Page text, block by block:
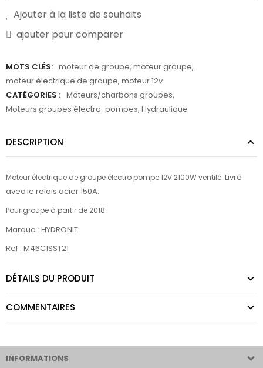
Ajouter à la liste de souhaits
ajouter pour comparer
MOTS CLÉS: moteur de groupe, moteur groupe,
moteur électrique de groupe, moteur 12v
CATÉGORIES : Moteurs/charbons groupes,
Moteurs groupes électro-pompes, Hydraulique
DESCRIPTION
Moteur électrique de groupe électro pompe 12V 2100W ventilé. Livré
avec le relais acier 150A.
Pour groupe à partir de 2018.
Marque : HYDRONIT
Ref : M46C1SST21
DÉTAILS DU PRODUIT
COMMENTAIRES
INFORMATIONS